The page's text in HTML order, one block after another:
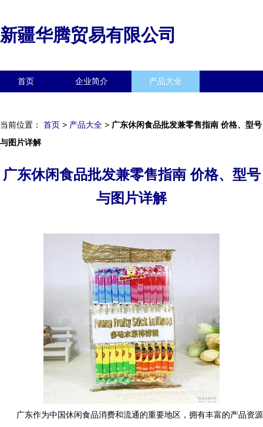
新疆华腾贸易有限公司
首页 企业简介 产品大全
当前位置： 首页 > 产品大全 > 广东休闲食品批发兼零售指南 价格、型号
与图片详解
广东休闲食品批发兼零售指南 价格、型号
与图片详解
广东作为中国休闲食品消费和流通的重要地区，拥有丰富的产品资源